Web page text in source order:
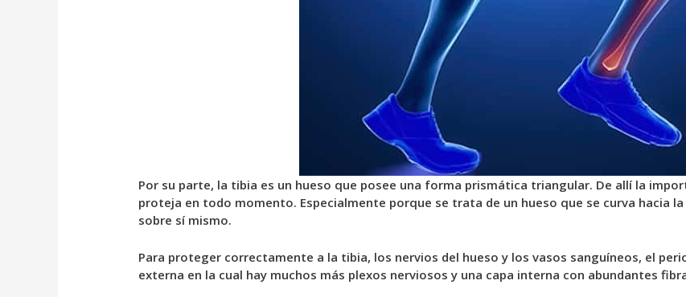
Por su parte, la tibia es un hueso que posee una forma prismática triangular. De allí la
proteja en todo momento. Especialmente porque se trata de un hueso que se curva hacia
sobre sí mismo.
Para proteger correctamente a la tibia, los nervios del hueso y los vasos sanguíneos, el
externa en la cual hay muchos más plexos nerviosos y una capa interna con abundantes